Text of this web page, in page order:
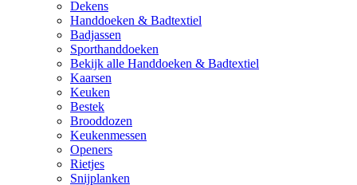
Dekens
Handdoeken & Badtextiel
Badjassen
Sporthanddoeken
Bekijk alle Handdoeken & Badtextiel
Kaarsen
Keuken
Bestek
Brooddozen
Keukenmessen
Openers
Rietjes
Snijplanken